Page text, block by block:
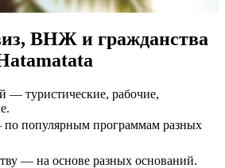
ВНЖ и гражданства
— туристические, рабочие,
популярным программам разных
— на основе разных оснований.